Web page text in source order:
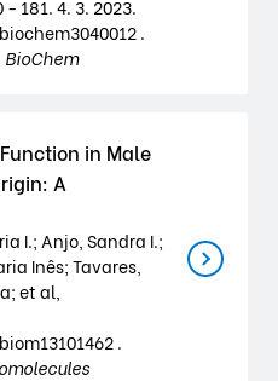
181. 4. 3. 2023.
.
BioChem
in Male
A
I.; Anjo, Sandra I.;
Inês; Tavares,
et al,
.